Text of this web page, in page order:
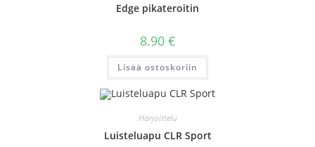
Edge pikateroitin
8.90 €
Lisää ostoskoriin
Harjoittelu
Luisteluapu CLR Sport